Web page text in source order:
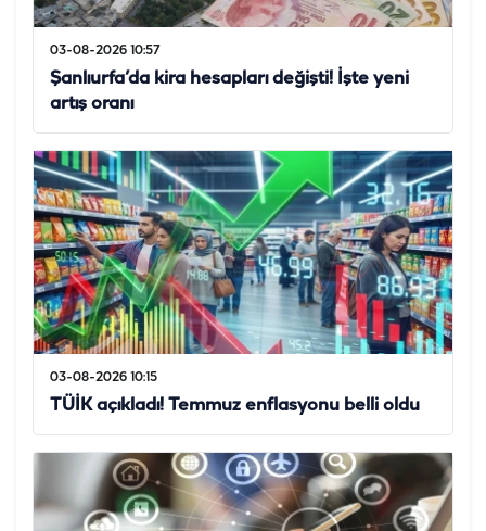
03-08-2026 10:57
Şanlıurfa’da kira hesapları değişti! İşte yeni
artış oranı
03-08-2026 10:15
TÜİK açıkladı! Temmuz enflasyonu belli oldu